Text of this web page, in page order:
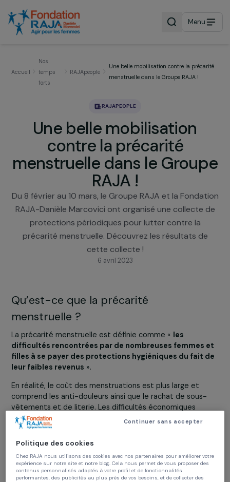
Menu
temps RAJApeople
Une belle mobilisation contre la
Une belle mobilisation
contre la précarité
menstruelle dans le
RAJA !
Du 8 février au 10 mars, le Groupe RAJA et la
RAJA-Danièle Marcovici ont organisé une collecte
protections périodiques pour lutter contre la
précarité menstruelle. Découvrez les résultats
Qu’est-ce que la précarité
menstruelle ?
La précarité menstruelle est définie comme «
difficultés rencontrées par de nombreuses femmes
filles à se payer des protections hygiéniques du fait
leur faibles revenus».
En réalité, le coût des menstruations est plus large et
comprend les anti-douleurs ainsi que le rachat de sous-
vêtements et de literie. Les difficultés économiques
rencontrées par les femmes et les filles concernées
également sociales : les réfugiées, les détenues, les
Continuer sans accepter